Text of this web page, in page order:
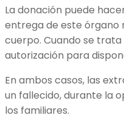
La donación puede
entrega de este órgano
cuerpo. Cuando se
autorización para
En ambos casos, las
un fallecido, durante la
los familiares.